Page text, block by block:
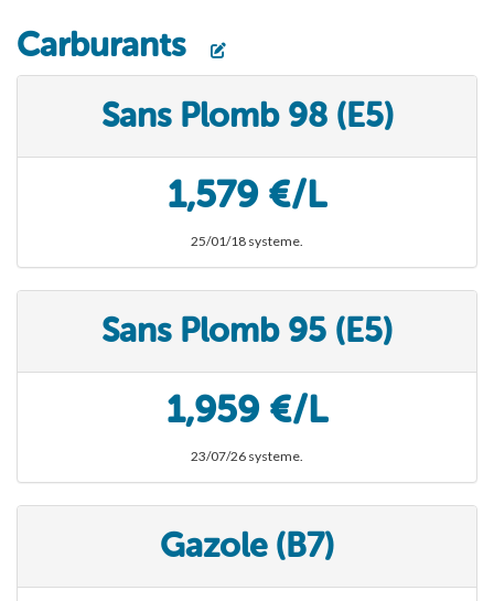
Carburants
Sans Plomb 98 (E5)
1,579 €/L
25/01/18 systeme.
Sans Plomb 95 (E5)
1,959 €/L
23/07/26 systeme.
Gazole (B7)